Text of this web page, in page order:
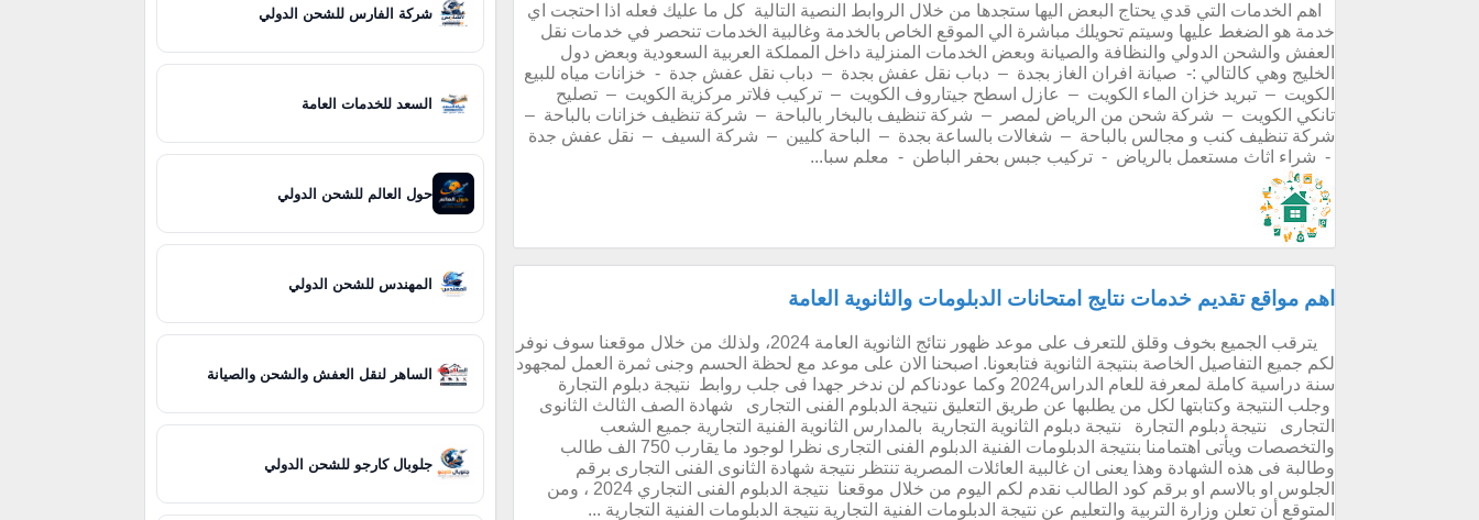
اهم الخدمات التي قدي يحتاج البعض اليها ستجدها من خلال الروابط النصية التالية كل ما عليك فعله اذا احتجت اي
خدمة هو الضغط عليها وسيتم تحويلك مباشرة الي الموقع الخاص بالخدمة وغالبية الخدمات تنحصر في خدمات نقل
العفش والشحن الدولي والنظافة والصيانة وبعض الخدمات المنزلية داخل المملكة العربية السعودية وبعض دول
الخليج وهي كالتالي :- صيانة افران الغاز بجدة – دباب نقل عفش بجدة – دباب نقل عفش جدة - خزانات مياه للبيع
الكويت – تبريد خزان الماء الكويت – عازل اسطح جيتاروف الكويت – تركيب فلاتر مركزية الكويت – تصليح
تانكي الكويت – شركة شحن من الرياض لمصر – شركة تنظيف بالبخار بالباحة – شركة تنظيف خزانات بالباحة –
شركة تنظيف كنب و مجالس بالباحة – شغالات بالساعة بجدة – الباحة كليين – شركة السيف – نقل عفش جدة
- شراء اثاث مستعمل بالرياض - تركيب جبس بحفر الباطن - معلم سبا...
اهم مواقع تقديم خدمات نتايج امتحانات الدبلومات والثانوية العامة
يترقب الجميع بخوف وقلق للتعرف على موعد ظهور نتائج الثانوية العامة 2024، ولذلك من خلال موقعنا سوف نوفر
لكم جميع التفاصيل الخاصة بنتيجة الثانوية فتابعونا. اصبحنا الان على موعد مع لحظة الحسم وجنى ثمرة العمل لمجهود
سنة دراسية كاملة لمعرفة للعام الدراس2024 وكما عودناكم لن ندخر جهدا فى جلب روابط نتيجة دبلوم التجارة
وجلب النتيجة وكتابتها لكل من يطلبها عن طريق التعليق نتيجة الدبلوم الفنى التجارى شهادة الصف الثالث الثانوى
التجارى نتيجة دبلوم التجارة نتيجة دبلوم الثانوية التجارية بالمدارس الثانوية الفنية التجارية جميع الشعب
والتخصصات ويأتى اهتمامنا بنتيجة الدبلومات الفنية الدبلوم الفنى التجارى نظرا لوجود ما يقارب 750 الف طالب
وطالبة فى هذه الشهادة وهذا يعنى ان غالبية العائلات المصرية تنتظر نتيجة شهادة الثانوى الفنى التجارى برقم
الجلوس او بالاسم او برقم كود الطالب نقدم لكم اليوم من خلال موقعنا نتيجة الدبلوم الفنى التجاري 2024 ، ومن
المتوقع أن تعلن وزارة التربية والتعليم عن نتيجة الدبلومات الفنية التجارية نتيجة الدبلومات الفنية التجارية ...
شركة الفارس للشحن الدولي
السعد للخدمات العامة
حول العالم للشحن الدولي
المهندس للشحن الدولي
الساهر لنقل العفش والشحن والصيانة
جلوبال كارجو للشحن الدولي